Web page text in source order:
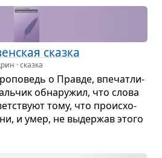
сказка
· сказка
о Правде, впе­чат­ли­
обна­ру­жил, что слова
тому, что про­ис­хо­
и умер, не выдер­жав этого